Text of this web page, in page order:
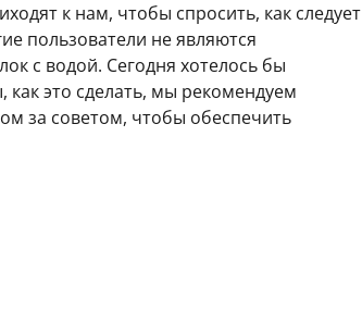
к нам, чтобы спросить, как следует
пользователи не являются
с водой. Сегодня хотелось бы
это сделать, мы рекомендуем
за советом, чтобы обеспечить